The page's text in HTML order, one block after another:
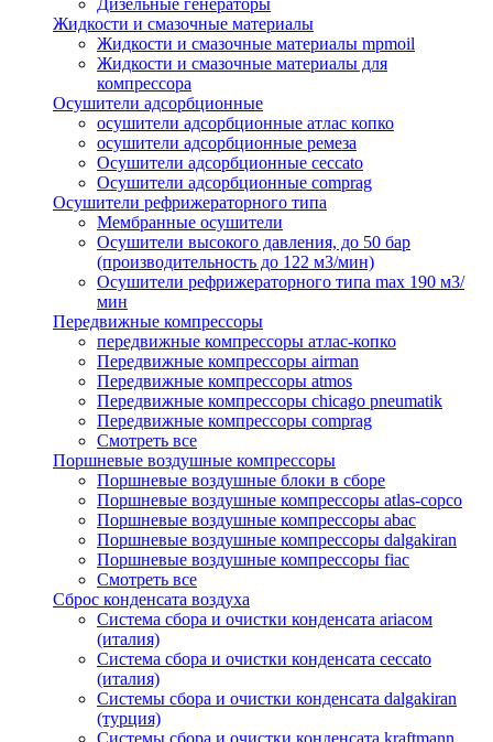
Дизельные генераторы
Жидкости и смазочные материалы
Жидкости и смазочные материалы mpmoil
Жидкости и смазочные материалы для
компрессора
Осушители адсорбционные
осушители адсорбционные атлас копко
осушители адсорбционные ремеза
Осушители адсорбционные ceccato
Осушители адсорбционные comprag
Осушители рефрижераторного типа
Мембранные осушители
Осушители высокого давления, до 50 бар
(производительность до 122 м3/мин)
Осушители рефрижераторного типа max 190 м3/
мин
Передвижные компрессоры
передвижные компрессоры атлас-копко
Передвижные компрессоры airman
Передвижные компрессоры atmos
Передвижные компрессоры chicago pneumatik
Передвижные компрессоры comprag
Смотреть все
Поршневые воздушные компрессоры
Поршневые воздушные блоки в сборе
Поршневые воздушные компрессоры atlas-copco
Поршневые воздушные компрессоры abac
Поршневые воздушные компрессоры dalgakiran
Поршневые воздушные компрессоры fiac
Смотреть все
Сброс конденсата воздуха
Система сбора и очистки конденсата ariacом
(италия)
Система сбора и очистки конденсата ceccato
(италия)
Системы сбора и очистки конденсата dalgakiran
(турция)
Системы сбора и очистки конденсата kraftmann